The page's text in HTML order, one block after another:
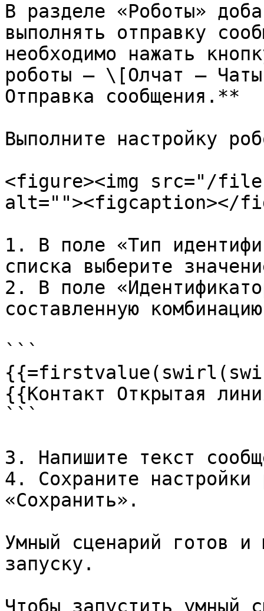
В разделе «Роботы»
выполнять отправку
необходимо нажать
роботы ‒ \[Олчат ‒
Отправка сообщения.**
Выполните настройку
<figure><img src="/
alt=""><figcaption></
1. В поле «Тип
списка выберите
2. В поле
составленную
```
{{Контакт Открытая
```
3. Напишите текст
4. Сохраните
«Сохранить».
Умный сценарий готов и
запуску.
Чтобы запустить умный